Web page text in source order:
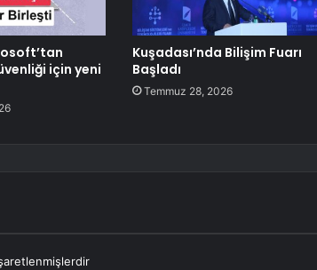
için yeni
Kuşadası’nda Bilişim Fuarı
Başladı
Temmuz 28, 2026